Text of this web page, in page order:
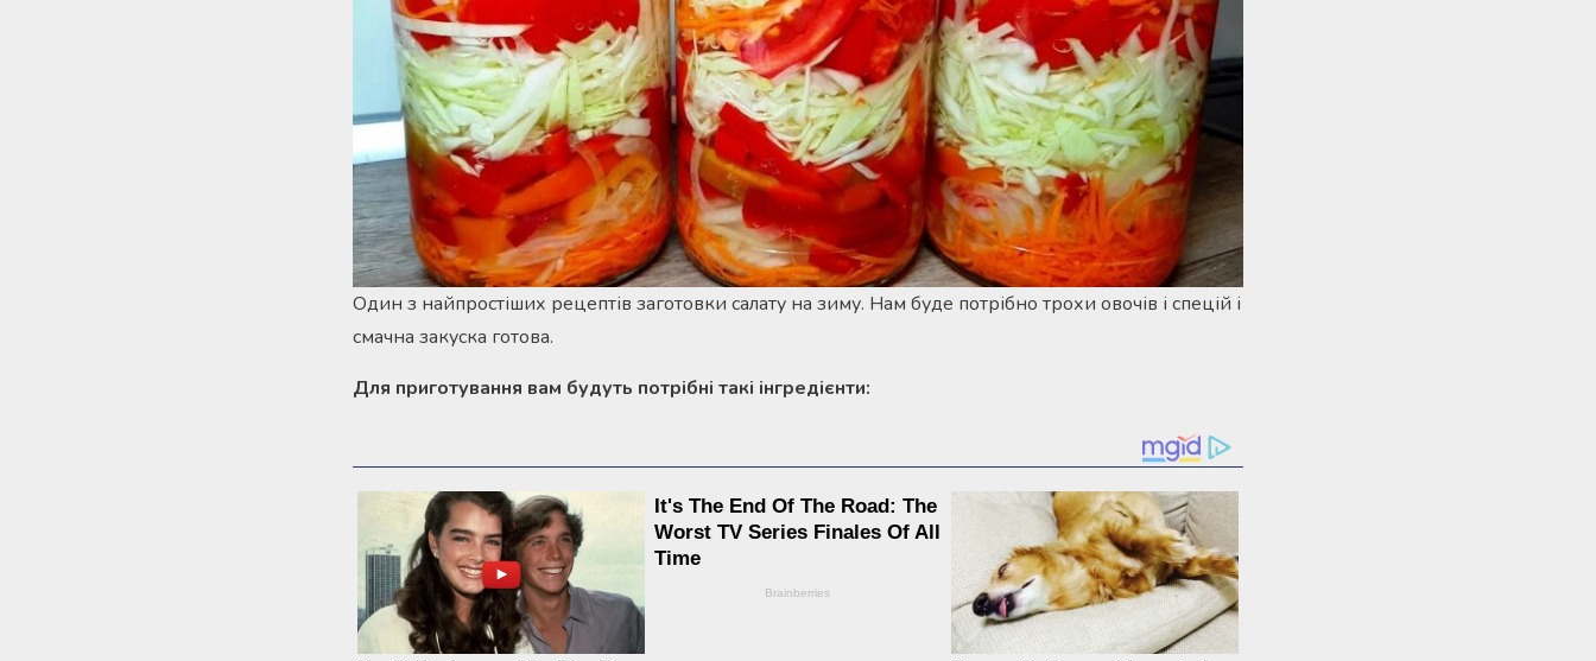
Один з найпростіших рецептів заготовки салату на зиму. Нам буде потрібно трохи овочів і спецій і
смачна закуска готова.
Для приготування вам будуть потрібні такі інгредієнти: